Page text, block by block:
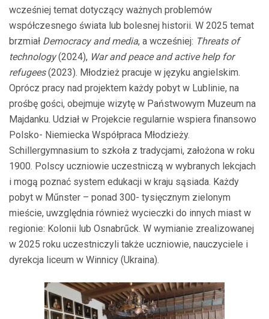
wcześniej temat dotyczący ważnych problemów
współczesnego świata lub bolesnej historii. W 2025 temat
brzmiał Democracy and media, a wcześniej: Threats of
technology(2024), War and peace and active help for
refugees(2023). Młodzież pracuje w języku angielskim.
Oprócz pracy nad projektem każdy pobyt w Lublinie, na
prośbę gości, obejmuje wizytę w Państwowym Muzeum na
Majdanku. Udział w Projekcie regularnie wspiera finansowo
Polsko- Niemiecka Współpraca Młodzieży.
Schillergymnasium to szkoła z tradycjami, założona w roku
1900. Polscy uczniowie uczestniczą w wybranych lekcjach
i mogą poznać system edukacji w kraju sąsiada. Każdy
pobyt w Műnster – ponad 300- tysięcznym zielonym
mieście, uwzględnia również wycieczki do innych miast w
regionie: Kolonii lub Osnabrűck. W wymianie zrealizowanej
w 2025 roku uczestniczyli także uczniowie, nauczyciele i
dyrekcja liceum w Winnicy (Ukraina).